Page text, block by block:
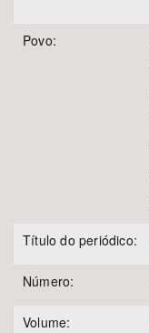
Povo:
Título do periódico:
Número:
Volume: